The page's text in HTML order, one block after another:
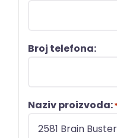
Broj telefona:
Naziv proizvoda:*